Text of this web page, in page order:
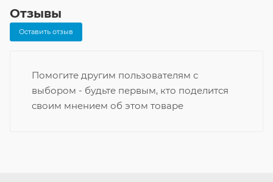
Отзывы
Оставить отзыв
Помогите другим пользователям с
выбором - будьте первым, кто поделится
своим мнением об этом товаре